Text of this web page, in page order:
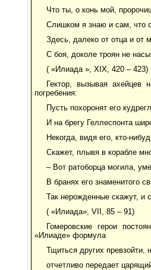
Что ты, о конь мой,
Слишком я знаю и сам, что
Здесь, далеко от отца и от
С боя, доколе троян не
( «Илиада », ХIХ, 420 – 423)
Гектор, вызывая ахейцев
погребения:
Пусть похоронят его
И на брегу Геллеспонта
Некогда, видя его, кто-
Скажет, плывя в корабле
– Вот ратоборца могила,
В бранях его знаменитого
Так нерожденные скажут, и
( «Илиада», VII, 85 – 91)
Гомеровские герои
«Илиаде» формула
Тщиться других превзойти,
отчетливо передает